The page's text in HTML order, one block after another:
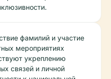
фамилий и участие
мероприятиях
укреплению
связей и личной